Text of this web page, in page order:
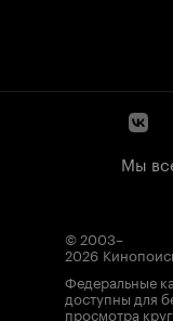
Мы
© 2003–
2026
Федеральные
доступны для
просмотра